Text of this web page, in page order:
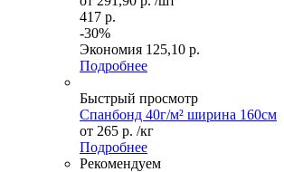
417 р.
-30%
Экономия 125,10 р.
Подробнее
Быстрый просмотр
Спанбонд 40г/м² ширина 160см
от 265 р. /кг
Подробнее
Рекомендуем